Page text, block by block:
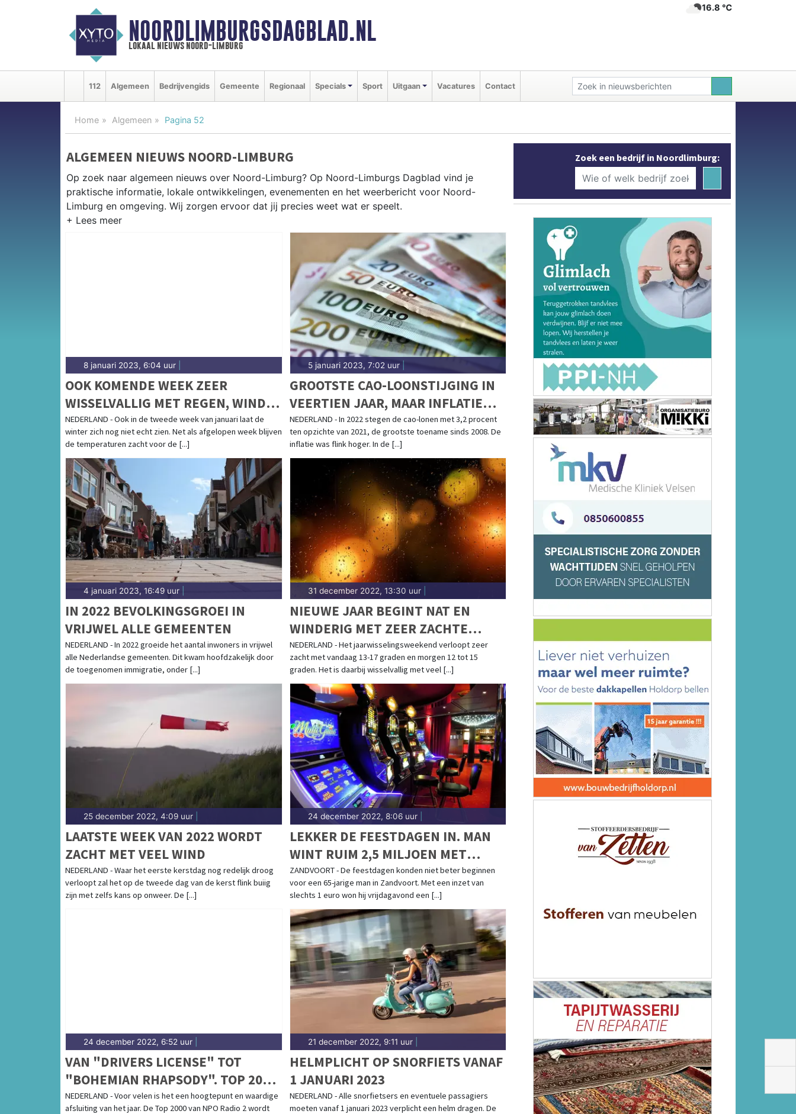
NOORDLIMBURGSDAGBLAD.NL
lokaal nieuws noord-limburg
16.8 ℃
112 Algemeen Bedrijvengids Gemeente Regionaal Specials Sport Uitgaan Vacatures Contact
Home Algemeen Pagina 52
ALGEMEEN NIEUWS NOORD-LIMBURG
Op zoek naar algemeen nieuws over Noord-Limburg? Op Noord-Limburgs Dagblad vind je
praktische informatie, lokale ontwikkelingen, evenementen en het weerbericht voor Noord-
Limburg en omgeving. Wij zorgen ervoor dat jij precies weet wat er speelt.
PRAKTISCHE INFORMATIE NOORD-LIMBURG
Van werkzaamheden op de A73 tot evenementen als de Venlose carnaval en het weersbericht
8 januari 2023, 6:04 uur
OOK KOMENDE WEEK ZEER
WISSELVALLIG MET REGEN, WIND
EN ZACHTE TEMPERATUREN
NEDERLAND - Ook in de tweede week van januari laat de
winter zich nog niet echt zien. Net als afgelopen week blijven
de temperaturen zacht voor de [...]
5 januari 2023, 7:02 uur|
GROOTSTE CAO-LOONSTIJGING IN
VEERTIEN JAAR, MAAR INFLATIE
STIJGT HARDER
NEDERLAND - In 2022 stegen de cao-lonen met 3,2 procent
ten opzichte van 2021, de grootste toename sinds 2008. De
inflatie was flink hoger. In de [...]
4 januari 2023, 16:49 uur
IN 2022 BEVOLKINGSGROEI IN
VRIJWEL ALLE GEMEENTEN
NEDERLAND - In 2022 groeide het aantal inwoners in vrijwel
alle Nederlandse gemeenten. Dit kwam hoofdzakelijk door
de toegenomen immigratie, onder [...]
31 december 2022, 13:30 uur|
NIEUWE JAAR BEGINT NAT EN
WINDERIG MET ZEER ZACHTE
TEMPERATUREN
NEDERLAND - Het jaarwisselingsweekend verloopt zeer
zacht met vandaag 13-17 graden en morgen 12 tot 15
graden. Het is daarbij wisselvallig met veel [...]
25 december 2022, 4:09 uur
LAATSTE WEEK VAN 2022 WORDT
ZACHT MET VEEL WIND
NEDERLAND - Waar het eerste kerstdag nog redelijk droog
verloopt zal het op de tweede dag van de kerst flink buiig
zijn met zelfs kans op onweer. De [...]
24 december 2022, 8:06 uur|
LEKKER DE FEESTDAGEN IN. MAN
WINT RUIM 2,5 MILJOEN MET
MEGA-JACKPOT!
ZANDVOORT - De feestdagen konden niet beter beginnen
voor een 65-jarige man in Zandvoort. Met een inzet van
slechts 1 euro won hij vrijdagavond een [...]
24 december 2022, 6:52 uur
VAN "DRIVERS LICENSE" TOT
"BOHEMIAN RHAPSODY". TOP 2000
KOMENDE NACHT VAN START
NEDERLAND - Voor velen is het een hoogtepunt en waardige
afsluiting van het jaar. De Top 2000 van NPO Radio 2 wordt
21 december 2022, 9:11 uur|
HELMPLICHT OP SNORFIETS VANAF
1 JANUARI 2023
NEDERLAND - Alle snorfietsers en eventuele passagiers
moeten vanaf 1 januari 2023 verplicht een helm dragen. De
Zoek een bedrijf in Noordlimburg: